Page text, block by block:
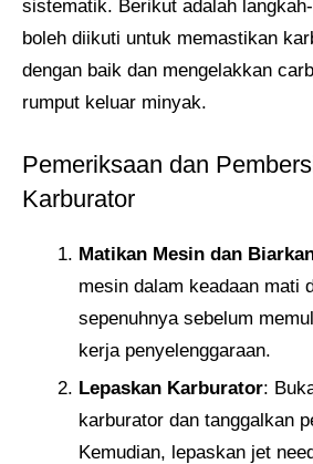
sistematik. Berikut adalah
boleh diikuti untuk memastikan
dengan baik dan mengelakkan
rumput keluar minyak.
Pemeriksaan dan
Karburator
Matikan Mesin dan
mesin dalam keadaan mati
sepenuhnya sebelum
kerja penyelenggaraan.
Lepaskan Karburator:
karburator dan tanggalkan
Kemudian, lepaskan jet